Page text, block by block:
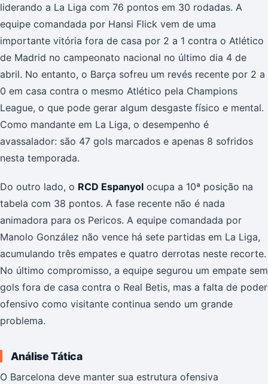
liderando a La Liga com 76 pontos em 30 rodadas. A
equipe comandada por Hansi Flick vem de uma
importante vitória fora de casa por 2 a 1 contra o Atlético
de Madrid no campeonato nacional no último dia 4 de
abril. No entanto, o Barça sofreu um revés recente por 2 a
0 em casa contra o mesmo Atlético pela Champions
League, o que pode gerar algum desgaste físico e mental.
Como mandante em La Liga, o desempenho é
avassalador: são 47 gols marcados e apenas 8 sofridos
nesta temporada.
Do outro lado, o RCD Espanyol ocupa a 10ª posição na
tabela com 38 pontos. A fase recente não é nada
animadora para os Pericos. A equipe comandada por
Manolo González não vence há sete partidas em La Liga,
acumulando três empates e quatro derrotas neste recorte.
No último compromisso, a equipe segurou um empate sem
gols fora de casa contra o Real Betis, mas a falta de poder
ofensivo como visitante continua sendo um grande
problema.
Análise Tática
O Barcelona deve manter sua estrutura ofensiva